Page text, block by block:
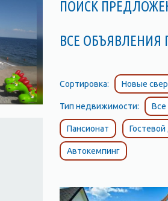
ПОИСК
ВСЕ ОБЪЯВЛЕНИЯ
Сортировка: Новые
Тип недвижимости: Все
Пансионат
Автокемпинг